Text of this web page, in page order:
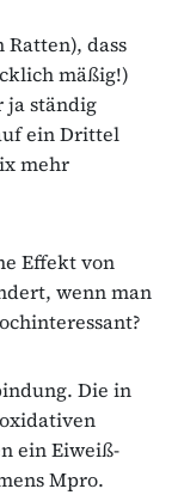
dass
mäßig!)
ja ständig
ein Drittel
mehr
Effekt von
wenn man
Die in
ein Eiweiß-
Mpro.